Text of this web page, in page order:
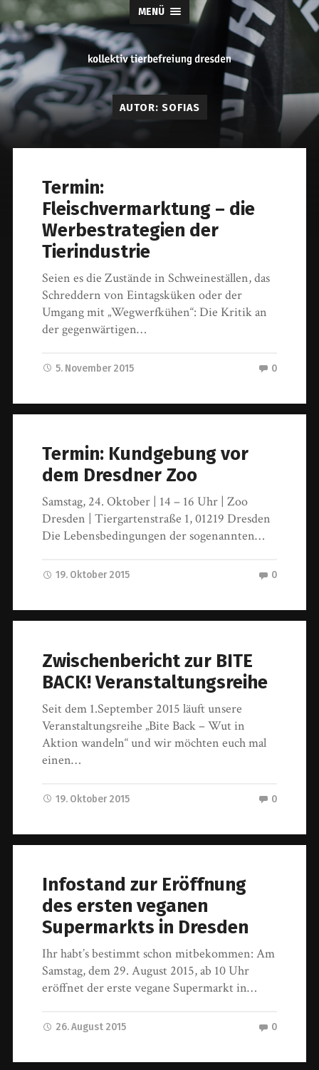
MENÜ
tierbefreiung
dresden
AUTOR: SOFIAS
Termin:
Fleischvermarktung – die
Werbestrategien der
Tierindustrie
Seien es die Zustände in Schweineställen, das
Schreddern von Eintagsküken oder der
Umgang mit „Wegwerfkühen“: Die Kritik an
der gegenwärtigen…
5. November 2015 0
Termin: Kundgebung vor
dem Dresdner Zoo
Samstag, 24. Oktober | 14 – 16 Uhr | Zoo
Dresden | Tiergartenstraße 1, 01219 Dresden
Die Lebensbedingungen der sogenannten…
19. Oktober 2015 0
Zwischenbericht zur BITE
BACK! Veranstaltungsreihe
Seit dem 1.September 2015 läuft unsere
Veranstaltungsreihe „Bite Back – Wut in
Aktion wandeln“ und wir möchten euch mal
einen…
19. Oktober 2015 0
Infostand zur Eröffnung
des ersten veganen
Supermarkts in Dresden
Ihr habt’s bestimmt schon mitbekommen: Am
Samstag, dem 29. August 2015, ab 10 Uhr
eröffnet der erste vegane Supermarkt in…
26. August 2015 0